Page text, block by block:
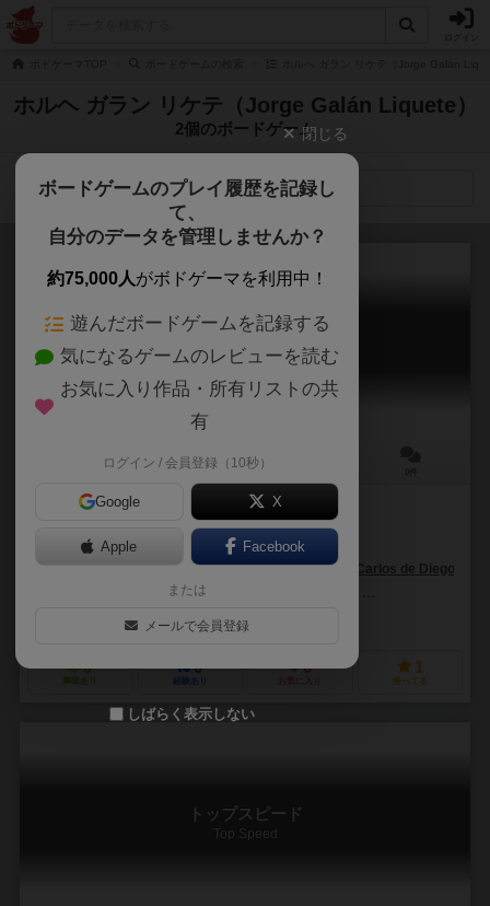
ホルヘ ガラン リケテ（Jorge Galán Liquete）
2個のボードゲーム
検索メニュー
ロボサッカー
Robosoccer
20分前後
作品説明文の編集者を募集中
ホセ・カルロス・デ・ディエゴ・ゲレーロ（José Carlos de Diego
ホルヘ・ガラン・リケテ（Jorge Galán Liquete）
ネスターゲームズ（Nestorgames）
0
興味あり
0
経験あり
0 1
持ってる
トップスピード
Top Speed
閉じる
ボードゲームのプレイ履歴を記録し
て、
自分のデータを管理しませんか？
約75,000人がボドゲーマを利用中！
遊んだボードゲームを記録する
気になるゲームのレビューを読む
お気に入り作品・所有リストの共
有
ログイン / 会員登録（10秒）
Google X
Apple Facebook
または
メールで会員登録
しばらく表示しない